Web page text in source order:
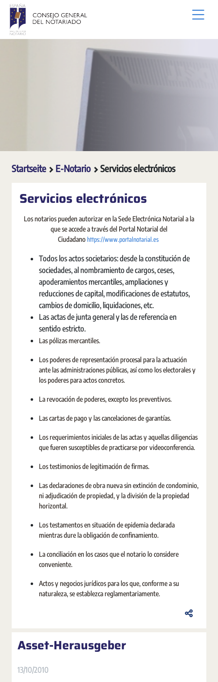
Zum Hauptinhalt springen
Startseite E-Notario Servicios electrónicos
Servicios electrónicos
Los notarios pueden autorizar en la Sede Electrónica Notarial a la
que se accede a través del Portal Notarial del
Ciudadanohttps://www.portalnotarial.es
Todos los actos societarios: desde la constitución de
sociedades, al nombramiento de cargos, ceses,
apoderamientos mercantiles, ampliaciones y
reducciones de capital, modificaciones de estatutos,
cambios de domicilio, liquidaciones, etc.
Las actas de junta general y las de referencia en
sentido estricto.
Las pólizas mercantiles.
Los poderes de representación procesal para la actuación
ante las administraciones públicas, así como los electorales y
los poderes para actos concretos.
La revocación de poderes, excepto los preventivos.
Las cartas de pago y las cancelaciones de garantías.
Los requerimientos iniciales de las actas y aquellas diligencias
que fueren susceptibles de practicarse por videoconferencia.
Los testimonios de legitimación de firmas.
Las declaraciones de obra nueva sin extinción de condominio,
ni adjudicación de propiedad, y la división de la propiedad
horizontal.
Los testamentos en situación de epidemia declarada
mientras dure la obligación de confinamiento.
La conciliación en los casos que el notario lo considere
conveniente.
Actos y negocios jurídicos para los que, conforme a su
naturaleza, se establezca reglamentariamente.
Asset-Herausgeber
13/10/2010